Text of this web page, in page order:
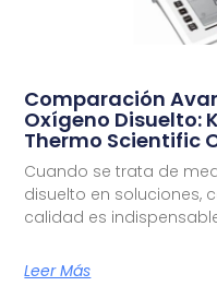
Comparación
Oxígeno Disuelto:
Thermo Scientific
Cuando se trata de
disuelto en soluciones,
calidad es
Leer Más